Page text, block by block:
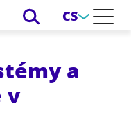
CS
a
v